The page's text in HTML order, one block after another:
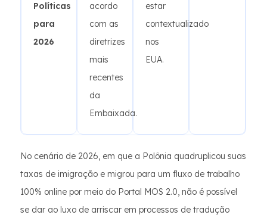
Políticas
para
2026
acordo
com as
diretrizes
mais
recentes
da
Embaixada.
estar
contextualizado
nos
EUA.
No cenário de 2026, em que a Polônia quadruplicou suas
taxas de imigração e migrou para um fluxo de trabalho
100% online por meio do Portal MOS 2.0, não é possível
se dar ao luxo de arriscar em processos de tradução